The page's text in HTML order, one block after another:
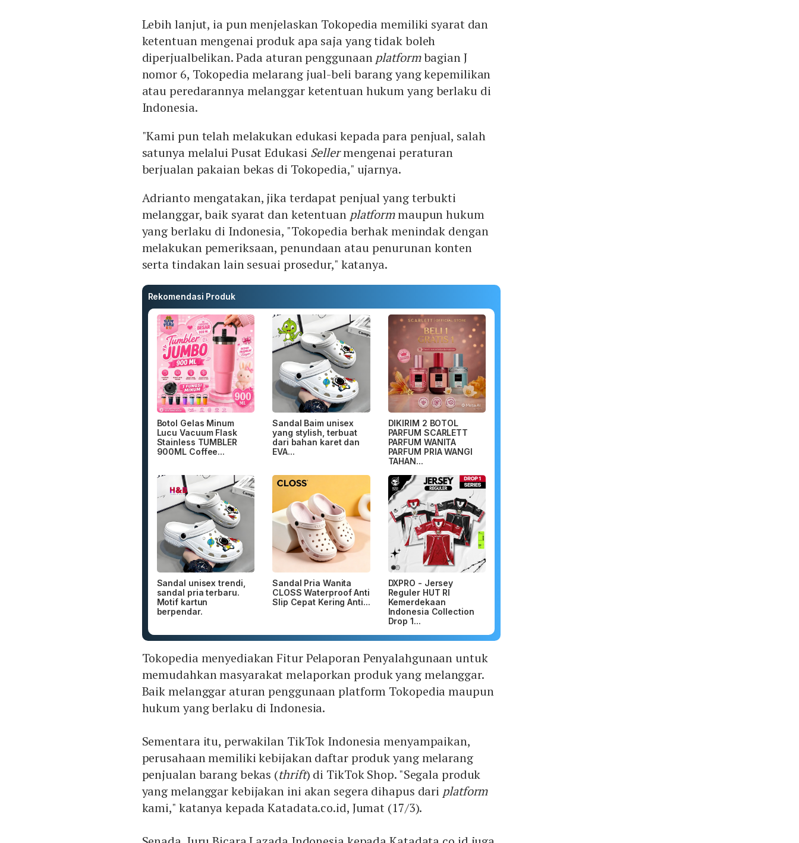
Lebih lanjut, ia pun menjelaskan Tokopedia memiliki syarat dan
ketentuan mengenai produk apa saja yang tidak boleh
diperjualbelikan. Pada aturan penggunaan platformbagian J
nomor 6, Tokopedia melarang jual-beli barang yang kepemilikan
atau peredarannya melanggar ketentuan hukum yang berlaku di
Indonesia.
"Kami pun telah melakukan edukasi kepada para penjual, salah
satunya melalui Pusat Edukasi Sellermengenai peraturan
berjualan pakaian bekas di Tokopedia," ujarnya.
Adrianto mengatakan, jika terdapat penjual yang terbukti
melanggar, baik syarat dan ketentuan platformmaupun hukum
yang berlaku di Indonesia, "Tokopedia berhak menindak dengan
melakukan pemeriksaan, penundaan atau penurunan konten
serta tindakan lain sesuai prosedur," katanya.
Rekomendasi Produk
Botol Gelas Minum
Lucu Vacuum Flask
Stainless TUMBLER
900ML Coffee...
Sandal Baim unisex
yang stylish, terbuat
dari bahan karet dan
EVA...
DIKIRIM 2 BOTOL
PARFUM SCARLETT
PARFUM WANITA
PARFUM PRIA WANGI
TAHAN...
Sandal unisex trendi,
sandal pria terbaru.
Motif kartun
berpendar.
Sandal Pria Wanita
CLOSS Waterproof Anti
Slip Cepat Kering Anti...
DXPRO - Jersey
Reguler HUT RI
Kemerdekaan
Indonesia Collection
Drop 1...
Tokopedia menyediakan Fitur Pelaporan Penyalahgunaan untuk
memudahkan masyarakat melaporkan produk yang melanggar.
Baik melanggar aturan penggunaan platform Tokopedia maupun
hukum yang berlaku di Indonesia.
Sementara itu, perwakilan TikTok Indonesia menyampaikan,
perusahaan memiliki kebijakan daftar produk yang melarang
penjualan barang bekas (thrift) di TikTok Shop. "Segala produk
yang melanggar kebijakan ini akan segera dihapus dari platform
kami," katanya kepada Katadata.co.id, Jumat (17/3).